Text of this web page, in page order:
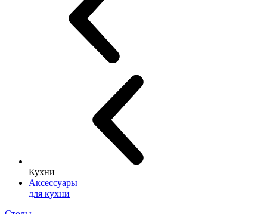
Кухни
Аксессуары
для кухни